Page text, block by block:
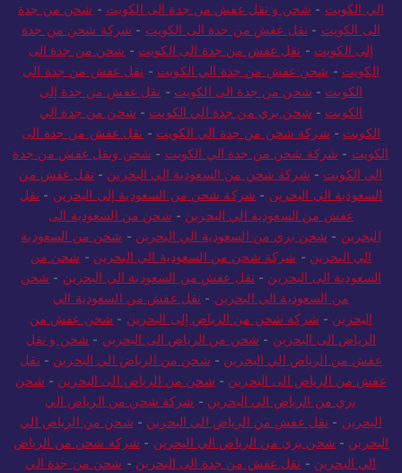
الي الكويت - شحن و نقل عفش من جدة الى الكويت - شحن من جدة
الى الكويت - نقل عفش من جدة الى الكويت - شركة شحن من جدة
إلى الكويت - نقل عفش من جدة الى الكويت - شحن من جدة الى
الكويت - شحن عفش من جدة الي الكويت - نقل عفش من جدة الى
الكويت - شحن من جدة الى الكويت - نقل عفش من جدة إلى
الكويت - شحن بري من جدة الي الكويت - شحن من جدة الي
الكويت - شركة شحن من جدة الي الكويت - نقل عفش من جدة الى
الكويت - شركة شحن من جدة الي الكويت - شحن ونقل عفش من جدة
الي الكويت - شركة شحن من السعودية الي البحرين - نقل عفش من
السعودية الي البحرين - شركة شحن من السعودية إلى البحرين - نقل
عفش من السعودية الي البحرين - شحن من السعودية الى
البحرين - شحن بري من السعودية الي البحرين - شحن من السعودية
الي البحرين - شركة شحن من السعودية الي البحرين - شحن من
السعودية الى البحرين - نقل عفش من السعودية الي البحرين - شحن
من السعودية الي البحرين - نقل عفش من السعودية الي
البحرين - شركة شحن من الرياض إلى البحرين - شحن عفش من
الرياض الى البحرين - شحن من الرياض الى البحرين - شحن و نقل
عفش من الرياض الي البحرين - شحن من الرياض الي البحرين - نقل
عفش من الرياض الى البحرين - شحن من الرياض الى البحرين - شحن
بري من الرياض الي البحرين - شركة شحن من الرياض الي
البحرين - نقل عفش من الرياض الى البحرين - شحن من الرياض الي
البحرين - شحن بري من الرياض الي البحرين - شركة شحن من الرياض
الي البحرين - نقل عفش من جدة الى البحرين - شحن من جدة الي